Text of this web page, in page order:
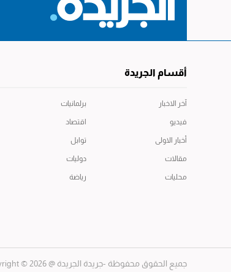
أقسام الجريدة
آخر الاخبار
فيديو
أخبار الاولى
مقالات
محليات
برلمانيات
اقتصاد
توابل
دوليات
رياضة
جميع الحقوق محفوظة -جريدة الجريدة @ 2026 © Copyright